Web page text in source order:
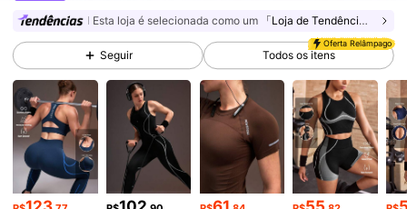
358K Seguidores
4,89 358K Seguidores
Esta loja é selecionada como um 「Loja de Tendências」
Seguir
Oferta Relâmpago
Todos os itens